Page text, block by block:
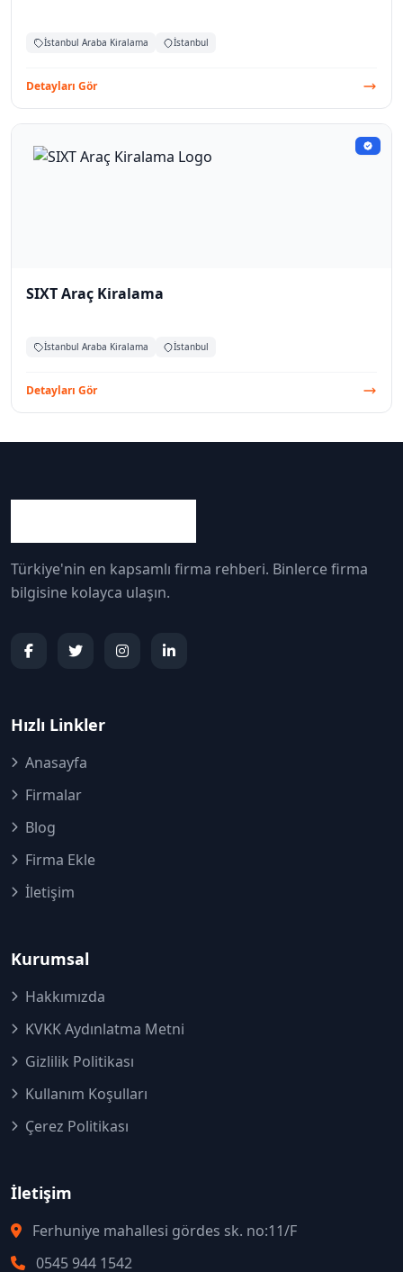
İstanbul Araba Kiralama İstanbul
Detayları Gör
SIXT Araç Kiralama
İstanbul Araba Kiralama İstanbul
Detayları Gör
Türkiye'nin en kapsamlı firma rehberi. Binlerce firma
bilgisine kolayca ulaşın.
Hızlı Linkler
Anasayfa
Firmalar
Blog
Firma Ekle
İletişim
Kurumsal
Hakkımızda
KVKK Aydınlatma Metni
Gizlilik Politikası
Kullanım Koşulları
Çerez Politikası
İletişim
Ferhuniye mahallesi gördes sk. no:11/F
0545 944 1542